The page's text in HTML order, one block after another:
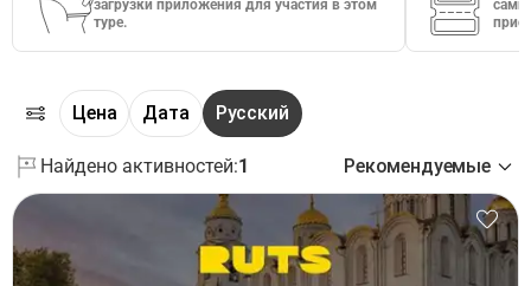
загрузки приложения для участия в этом
туре.
сами
Цена Дата Русский
Найдено активностей:1 Рекомендуемые